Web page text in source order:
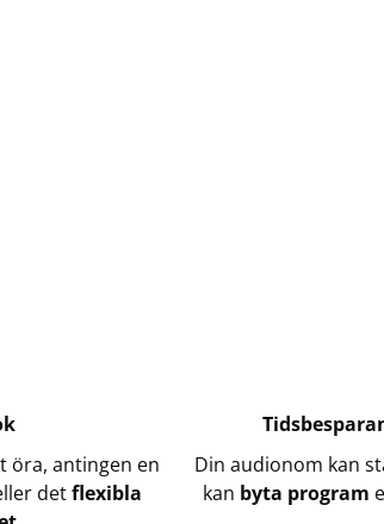
öra, antingen en
detflexibla
Din audionom kan
kan byta program